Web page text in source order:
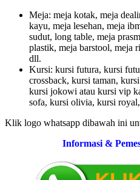
Meja: meja kotak, meja
kayu, meja lesehan, meja
sudut, long table, meja
plastik, meja barstool, meja
dll.
Kursi: kursi futura, kursi
crossback, kursi taman,
kursi jokowi atau kursi vip
sofa, kursi olivia, kursi
Klik logo whatsapp dibawah ini
Informasi &